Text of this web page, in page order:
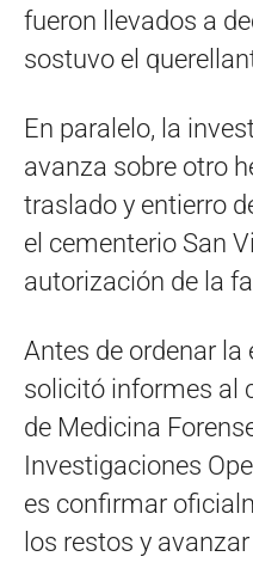
fueron llevados a
sostuvo el
En paralelo, la
avanza sobre otro
traslado y entierro
el cementerio San
autorización de la
Antes de ordenar
solicitó informes al
de Medicina
Investigaciones
es confirmar
los restos y